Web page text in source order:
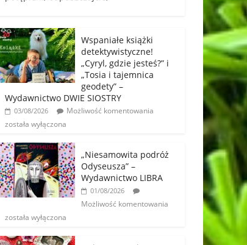
Wspaniałe książki
detektywistyczne!
„Cyryl, gdzie jesteś?” i
„Tosia i tajemnica
geodety” –
Wydawnictwo DWIE SIOSTRY
03/08/2026
Możliwość komentowania
została wyłączona
„Niesamowita podróż
Odyseusza” –
Wydawnictwo LIBRA
01/08/2026
Możliwość komentowania
została wyłączona